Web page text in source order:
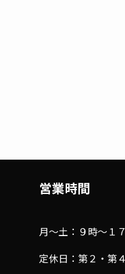
営業時間
月～土：９時～１
定休日：第２・第